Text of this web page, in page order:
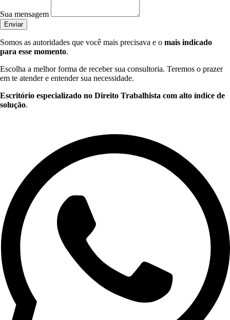
Sua mensagem
Enviar
Somos as autoridades que você mais precisava e o mais indicado
para esse momento.
Escolha a melhor forma de receber sua consultoria. Teremos o prazer
em te atender e entender sua necessidade.
Escritório especializado no Direito Trabalhista com alto índice de
solução.